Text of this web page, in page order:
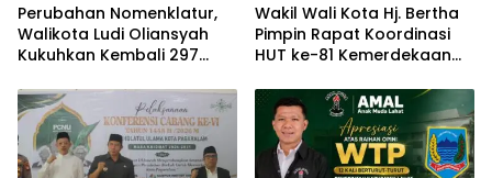
Perubahan Nomenklatur,
Walikota Ludi Oliansyah
Kukuhkan Kembali 297
Alam
Wakil Wali Kota Hj. Bertha
Pimpin ​Rapat Koordinasi
HUT ke-81 Kemerdekaan